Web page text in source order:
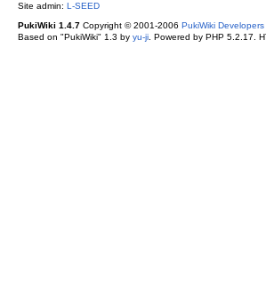
Site admin: L-SEED
PukiWiki 1.4.7Copyright © 2001-2006 PukiWiki Developers
Based on "PukiWiki" 1.3 by yu-ji. Powered by PHP 5.2.17.